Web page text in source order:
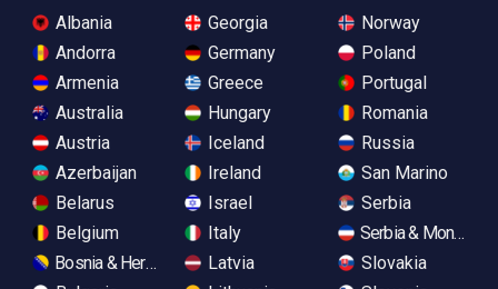
Albania
Andorra
Armenia
Australia
Austria
Azerbaijan
Belarus
Belgium
Bosnia & Herzegovina
Georgia
Germany
Greece
Hungary
Iceland
Ireland
Israel
Italy
Latvia
Norway
Poland
Portugal
Romania
Russia
San Marino
Serbia
Serbia &
Slovakia